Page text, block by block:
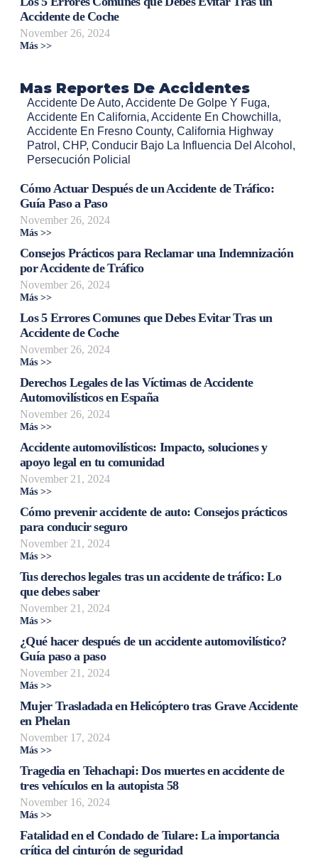
Accidente de Coche
November 26, 2024
Más >>
Mas Reportes De Accidentes
Accidente De Auto, Accidente De Golpe Y Fuga,
Accidente En California, Accidente En Chowchilla,
Accidente En Fresno County, California Highway
Patrol , CHP, Conducir Bajo La Influencia Del Alcohol ,
Persecución Policial
Cómo Actuar Después de un Accidente de Tráfico:
Guía Paso a Paso
November 26, 2024
Más >>
Consejos Prácticos para Reclamar una Indemnización
por Accidente de Tráfico
November 26, 2024
Más >>
Los 5 Errores Comunes que Debes Evitar Tras un
Accidente de Coche
November 26, 2024
Más >>
Derechos Legales de las Víctimas de Accidente
Automovilísticos en España
November 26, 2024
Más >>
Accidente automovilísticos: Impacto, soluciones y
apoyo legal en tu comunidad
November 21, 2024
Más >>
Cómo prevenir accidente de auto: Consejos prácticos
para conducir seguro
November 21, 2024
Más >>
Tus derechos legales tras un accidente de tráfico: Lo
que debes saber
November 21, 2024
Más >>
¿Qué hacer después de un accidente automovilístico?
Guía paso a paso
November 21, 2024
Más >>
Mujer Trasladada en Helicóptero tras Grave Accidente
en Phelan
November 17, 2024
Más >>
Tragedia en Tehachapi: Dos muertes en accidente de
tres vehículos en la autopista 58
November 16, 2024
Más >>
Fatalidad en el Condado de Tulare: La importancia
crítica del cinturón de seguridad